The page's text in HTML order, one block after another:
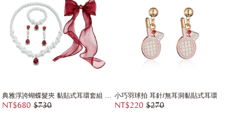
典雅浮誇蝴蝶髮夾 黏貼式耳環套組 (4件組)
NT$680 $730
小巧羽球拍 耳針/無耳洞黏貼式耳環
NT$220 $270